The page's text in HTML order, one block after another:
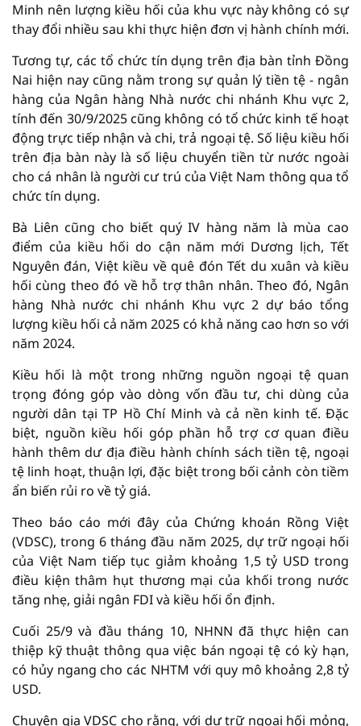
Minh nên lượng kiều hối của khu vực này không có sự
thay đổi nhiều sau khi thực hiện đơn vị hành chính mới.
Tương tự, các tổ chức tín dụng trên địa bàn tỉnh Đồng
Nai hiện nay cũng nằm trong sự quản lý tiền tệ - ngân
hàng của Ngân hàng Nhà nước chi nhánh Khu vực 2,
tính đến 30/9/2025 cũng không có tổ chức kinh tế hoạt
động trực tiếp nhận và chi, trả ngoại tệ. Số liệu kiều hối
trên địa bàn này là số liệu chuyển tiền từ nước ngoài
cho cá nhân là người cư trú của Việt Nam thông qua tổ
chức tín dụng.
Bà Liên cũng cho biết quý IV hàng năm là mùa cao
điểm của kiều hối do cận năm mới Dương lịch, Tết
Nguyên đán, Việt kiều về quê đón Tết du xuân và kiều
hối cùng theo đó về hỗ trợ thân nhân. Theo đó, Ngân
hàng Nhà nước chi nhánh Khu vực 2 dự báo tổng
lượng kiều hối cả năm 2025 có khả năng cao hơn so với
năm 2024.
Kiều hối là một trong những nguồn ngoại tệ quan
trọng đóng góp vào dòng vốn đầu tư, chi dùng của
người dân tại TP Hồ Chí Minh và cả nền kinh tế. Đặc
biệt, nguồn kiều hối góp phần hỗ trợ cơ quan điều
hành thêm dư địa điều hành chính sách tiền tệ, ngoại
tệ linh hoạt, thuận lợi, đặc biệt trong bối cảnh còn tiềm
ẩn biến rủi ro về tỷ giá.
Theo báo cáo mới đây của Chứng khoán Rồng Việt
(VDSC), trong 6 tháng đầu năm 2025, dự trữ ngoại hối
của Việt Nam tiếp tục giảm khoảng 1,5 tỷ USD trong
điều kiện thâm hụt thương mại của khối trong nước
tăng nhẹ, giải ngân FDI và kiều hối ổn định.
Cuối 25/9 và đầu tháng 10, NHNN đã thực hiện can
thiệp kỹ thuật thông qua việc bán ngoại tệ có kỳ hạn,
có hủy ngang cho các NHTM với quy mô khoảng 2,8 tỷ
USD.
Chuyên gia VDSC cho rằng, với dự trữ ngoại hối mỏng,